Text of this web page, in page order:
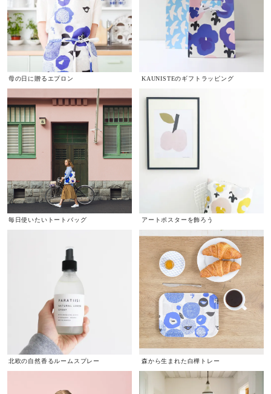
母の日に贈るエプロン KAUNISTEのギフトラッピング
毎日使いたいトートバッグ アートポスターを飾ろう
北欧の自然香るルームスプレー 森から生まれた白樺トレー